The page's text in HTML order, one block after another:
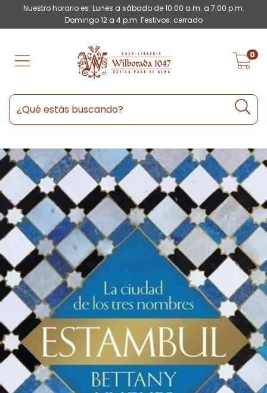
Nuestro horario es: Lunes a sábado de 10:00 a.m. a 7:00 p.m.
Domingo 12 a 4 p.m. Festivos: cerrado
0